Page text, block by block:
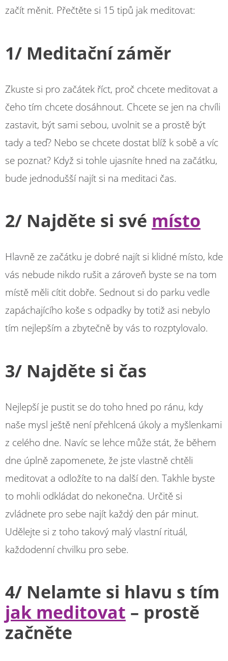
začít měnit. Přečtěte si 15 tipů jak meditovat:
1/ Meditační záměr
Zkuste si pro začátek říct, proč chcete meditovat a
čeho tím chcete dosáhnout. Chcete se jen na chvíli
zastavit, být sami sebou, uvolnit se a prostě být
tady a teď? Nebo se chcete dostat blíž k sobě a víc
se poznat? Když si tohle ujasníte hned na začátku,
bude jednodušší najít si na meditaci čas.
2/ Najděte si své místo
Hlavně ze začátku je dobré najít si klidné místo, kde
vás nebude nikdo rušit a zároveň byste se na tom
místě měli cítit dobře. Sednout si do parku vedle
zapáchajícího koše s odpadky by totiž asi nebylo
tím nejlepším a zbytečně by vás to rozptylovalo.
3/ Najděte si čas
Nejlepší je pustit se do toho hned po ránu, kdy
naše mysl ještě není přehlcená úkoly a myšlenkami
z celého dne. Navíc se lehce může stát, že během
dne úplně zapomenete, že jste vlastně chtěli
meditovat a odložíte to na další den. Takhle byste
to mohli odkládat do nekonečna. Určitě si
zvládnete pro sebe najít každý den pár minut.
Udělejte si z toho takový malý vlastní rituál,
každodenní chvilku pro sebe.
4/ Nelamte si hlavu s tím
jak meditovat – prostě
začněte